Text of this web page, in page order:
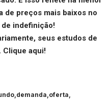
de preços mais baixos no
de indefinição!
seus estudos de
Clique aqui!
demanda oferta